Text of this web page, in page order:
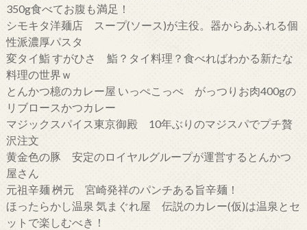
350g食べてお腹も満足！
シモキタ洋麺店 スープ(ソース)が主役。器からあふれる個
性派濃厚パスタ
変タイ鮨 すがひさ 鮨？タイ料理？食べればわかる新たな
料理の世界ｗ
とんかつ檍のカレー屋 いっぺこっぺ がっつりお肉400gの
リブロースかつカレー
マジックスパイス東京御殿 10年ぶりのマジスパでプチ贅
沢注文
黄金色の豚 安定のロイヤルグループが運営するとんかつ
屋さん
元祖辛麺 桝元 宮崎発祥のパンチある旨辛麺！
ほったらかし温泉 気まぐれ屋 伝説のカレー(仮)は温泉とセ
ットで楽しむべき！